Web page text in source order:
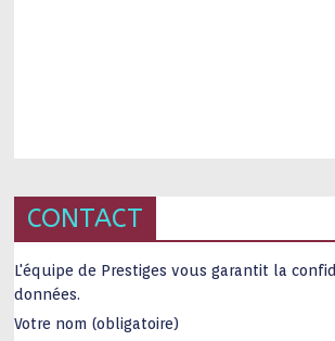
CONTACT
L'équipe de Prestiges vous garantit la
données.
Votre nom (obligatoire)